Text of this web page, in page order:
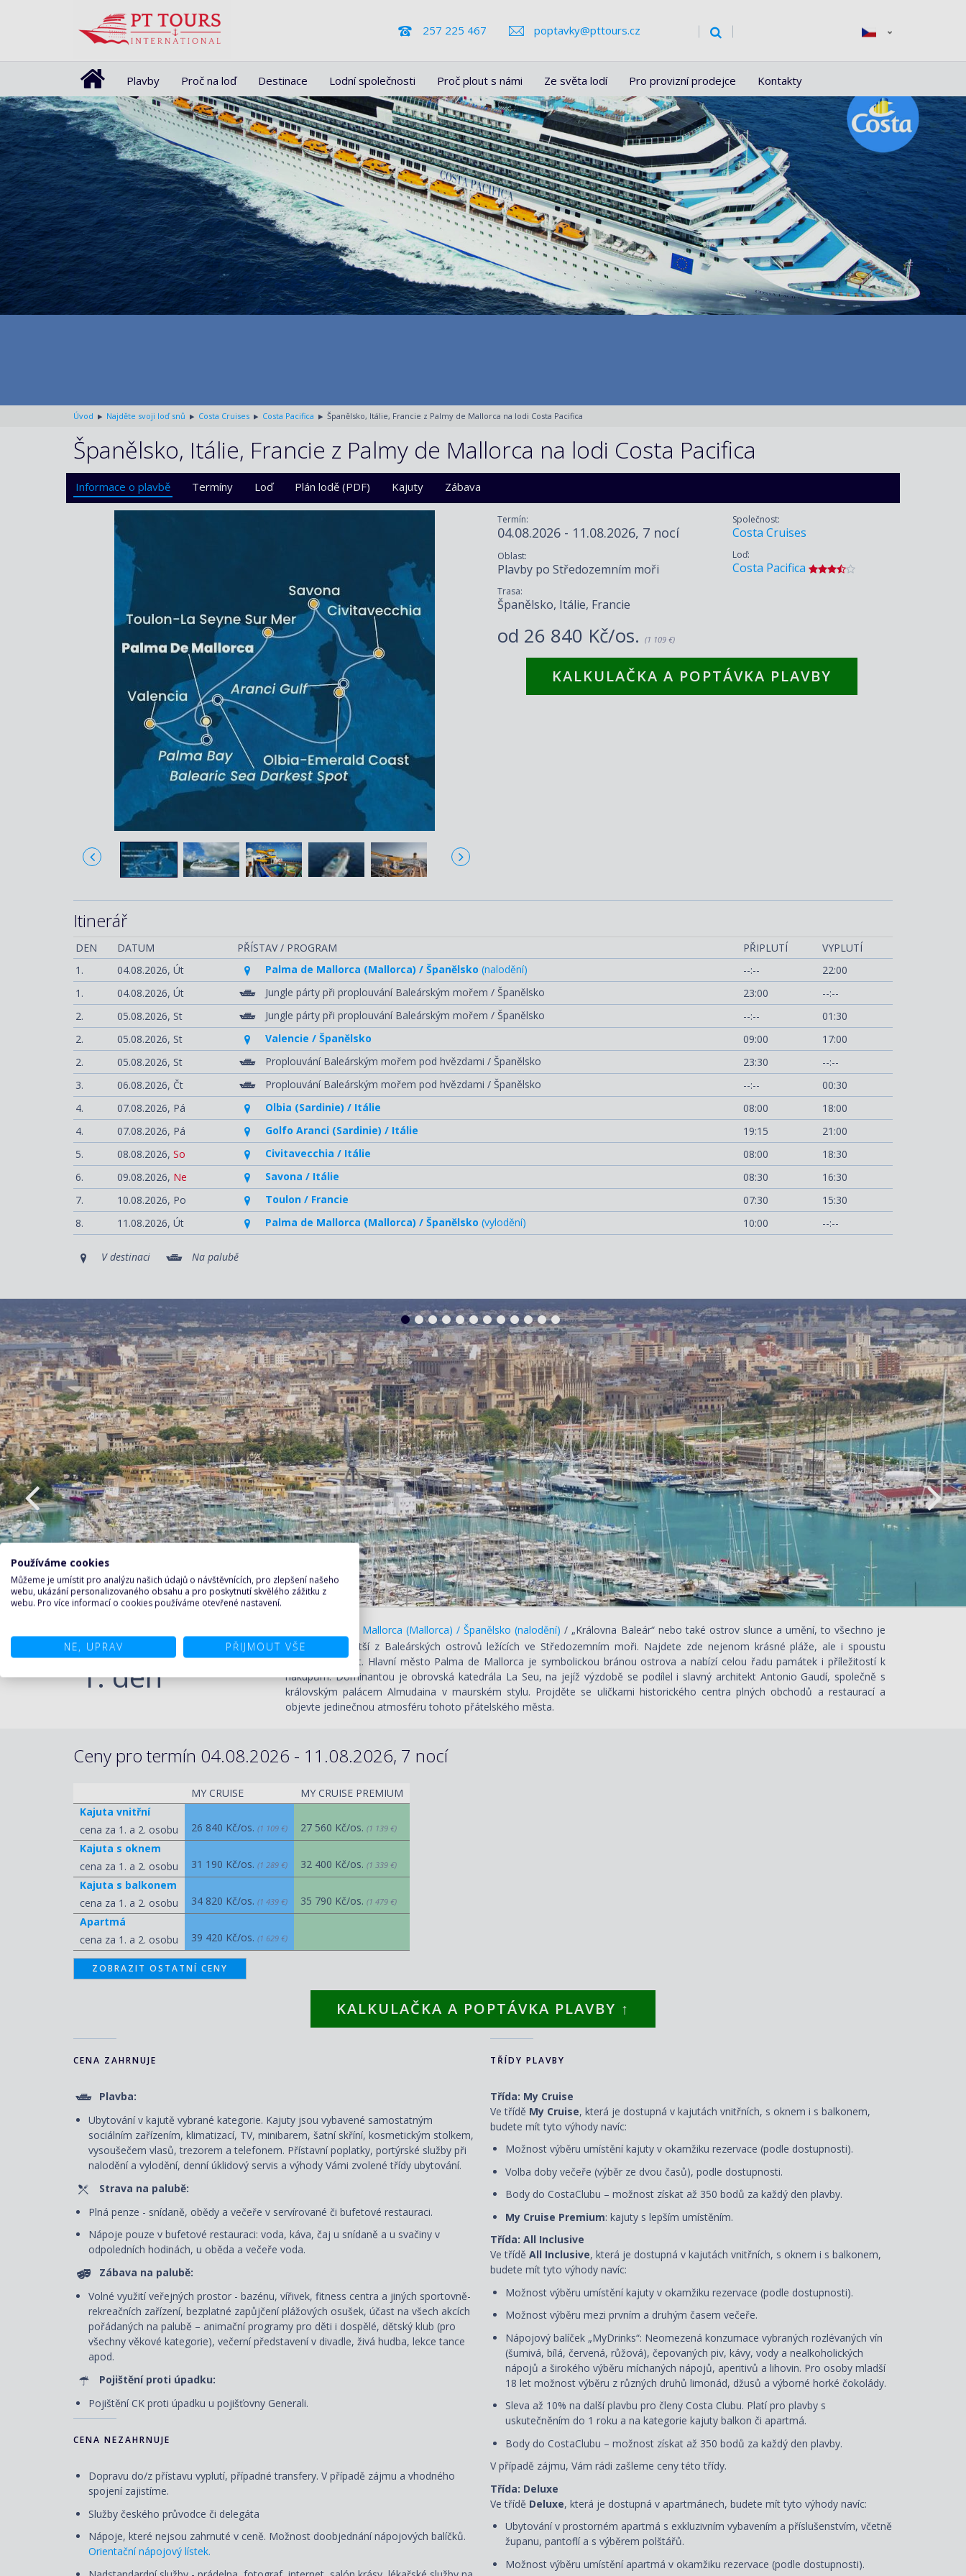
257 225 467 poptavky@pttours.cz
Plavby Proč na loď Destinace Lodní společnosti Proč plout s námi Ze světa lodí Pro provizní prodejce Kontakty
Úvod Najděte svoji loď snů Costa Cruises Costa Pacifica Španělsko, Itálie, Francie z Palmy de Mallorca na lodi Costa Pacifica
Španělsko, Itálie, Francie z Palmy de Mallorca na lodi Costa Pacifica
Informace o plavbě Termíny Loď Plán lodě (PDF) Kajuty Zábava
Termín:
04.08.2026 - 11.08.2026, 7 nocí
Oblast:
Plavby po Středozemním moři
Trasa:
Španělsko, Itálie, Francie
Společnost:
Costa Cruises
Loď:
Costa Pacifica
od 26 840 Kč/os. (1 109 €)
KALKULAČKA A POPTÁVKA PLAVBY
Itinerář
DEN DATUM PŘÍSTAV / PROGRAM PŘIPLUTÍ
VYPLUTÍ
1.
04.08.2026, Út Palma de Mallorca (Mallorca) / Španělsko (nalodění) --:--
22:00
1.
04.08.2026, Út Jungle párty při proplouvání Baleárským mořem / Španělsko 23:00
--:--
2.
05.08.2026, St Jungle párty při proplouvání Baleárským mořem / Španělsko --:--
01:30
2.
05.08.2026, St Valencie / Španělsko 09:00
17:00
2.
05.08.2026, St Proplouvání Baleárským mořem pod hvězdami / Španělsko 23:30
--:--
3.
06.08.2026, Čt Proplouvání Baleárským mořem pod hvězdami / Španělsko --:--
00:30
4.
07.08.2026, Pá Olbia (Sardinie) / Itálie 08:00
18:00
4.
07.08.2026, Pá Golfo Aranci (Sardinie) / Itálie 19:15
21:00
5.
08.08.2026, So Civitavecchia / Itálie 08:00
18:30
6.
09.08.2026, Ne Savona / Itálie 08:30
16:30
7.
10.08.2026, Po Toulon / Francie 07:30
15:30
8.
11.08.2026, Út Palma de Mallorca (Mallorca) / Španělsko (vylodění) 10:00 --:--
V destinaci Na palubě
PROGRAM DEN PO DNI
1. den
Palma de Mallorca (Mallorca) / Španělsko (nalodění)/ „Královna Baleár“ nebo také ostrov slunce a umění, to všechno je
Mallorca, největší z Baleárských ostrovů ležících ve Středozemním moři. Najdete zde nejenom krásné pláže, ale i spoustu
zajímavých míst. Hlavní město Palma de Mallorca je symbolickou bránou ostrova a nabízí celou řadu památek i příležitostí k
nákupům. Dominantou je obrovská katedrála La Seu, na jejíž výzdobě se podílel i slavný architekt Antonio Gaudí, společně s
královským palácem Almudaina v maurském stylu. Projděte se uličkami historického centra plných obchodů a restaurací a
objevte jedinečnou atmosféru tohoto přátelského města.
Ceny pro termín 04.08.2026 - 11.08.2026, 7 nocí
MY CRUISE
MY CRUISE PREMIUM
Kajuta vnitřní
cena za 1. a 2. osobu
26 840 Kč/os. (1 109 €) 27 560 Kč/os. (1 139 €)
Kajuta s oknem
cena za 1. a 2. osobu
31 190 Kč/os. (1 289 €) 32 400 Kč/os. (1 339 €)
Kajuta s balkonem
cena za 1. a 2. osobu
34 820 Kč/os. (1 439 €) 35 790 Kč/os. (1 479 €)
Apartmá
cena za 1. a 2. osobu
39 420 Kč/os. (1 629 €)
ZOBRAZIT OSTATNÍ CENY
KALKULAČKA A POPTÁVKA PLAVBY ↑
CENA ZAHRNUJE
Plavba:
Ubytování v kajutě vybrané kategorie. Kajuty jsou vybavené samostatným
sociálním zařízením, klimatizací, TV, minibarem, šatní skříní, kosmetickým stolkem,
vysoušečem vlasů, trezorem a telefonem. Přístavní poplatky, portýrské služby při
nalodění a vylodění, denní úklidový servis a výhody Vámi zvolené třídy ubytování.
Strava na palubě:
Plná penze - snídaně, obědy a večeře v servírované či bufetové restauraci.
Nápoje pouze v bufetové restauraci: voda, káva, čaj u snídaně a u svačiny v
odpoledních hodinách, u oběda a večeře voda.
Zábava na palubě:
Volné využití veřejných prostor - bazénu, vířivek, fitness centra a jiných sportovně-
rekreačních zařízení, bezplatné zapůjčení plážových osušek, účast na všech akcích
pořádaných na palubě – animační programy pro děti i dospělé, dětský klub (pro
všechny věkové kategorie), večerní představení v divadle, živá hudba, lekce tance
apod.
Pojištění proti úpadku:
Pojištění CK proti úpadku u pojišťovny Generali.
CENA NEZAHRNUJE
Dopravu do/z přístavu vyplutí, případné transfery. V případě zájmu a vhodného
spojení zajistíme.
Služby českého průvodce či delegáta
Nápoje, které nejsou zahrnuté v ceně. Možnost doobjednání nápojových balíčků.
Orientační nápojový lístek.
TŘÍDY PLAVBY
Třída: My Cruise
Ve třídě My Cruise, která je dostupná v kajutách vnitřních, s oknem i s balkonem,
budete mít tyto výhody navíc:
Možnost výběru umístění kajuty v okamžiku rezervace (podle dostupnosti).
Volba doby večeře (výběr ze dvou časů), podle dostupnosti.
Body do CostaClubu – možnost získat až 350 bodů za každý den plavby.
My Cruise Premium: kajuty s lepším umístěním.
Třída: All Inclusive
Ve třídě All Inclusive, která je dostupná v kajutách vnitřních, s oknem i s balkonem,
budete mít tyto výhody navíc:
Možnost výběru umístění kajuty v okamžiku rezervace (podle dostupnosti).
Možnost výběru mezi prvním a druhým časem večeře.
Nápojový balíček „MyDrinks“: Neomezená konzumace vybraných rozlévaných vín
(šumivá, bílá, červená, růžová), čepovaných piv, kávy, vody a nealkoholických
nápojů a širokého výběru míchaných nápojů, aperitivů a lihovin. Pro osoby mladší
18 let možnost výběru z různých druhů limonád, džusů a výborné horké čokolády.
Sleva až 10% na další plavbu pro členy Costa Clubu. Platí pro plavby s
uskutečněním do 1 roku a na kategorie kajuty balkon či apartmá.
Body do CostaClubu – možnost získat až 350 bodů za každý den plavby.
V případě zájmu, Vám rádi zašleme ceny této třídy.
Třída: Deluxe
Ve třídě Deluxe, která je dostupná v apartmánech, budete mít tyto výhody navíc:
Ubytování v prostorném apartmá s exkluzivním vybavením a příslušenstvím, včetně
županu, pantoflí a s výběrem polštářů.
Možnost výběru umístění apartmá v okamžiku rezervace (podle dostupnosti).
Používáme cookies
Můžeme je umístit pro analýzu našich údajů o návštěvnících, pro zlepšení našeho
webu, ukázání personalizovaného obsahu a pro poskytnutí skvělého zážitku z
webu. Pro více informací o cookies používáme otevřené nastavení.
NE, UPRAV PŘIJMOUT VŠE